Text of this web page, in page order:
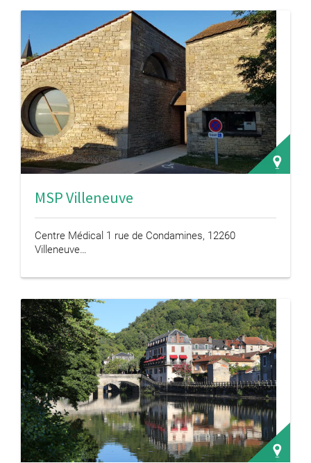
MSP Villeneuve
Centre Médical 1 rue de Condamines, 12260
Villeneuve…